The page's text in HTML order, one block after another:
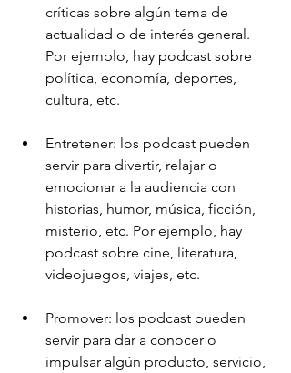
críticas sobre algún tema de
actualidad o de interés general.
Por ejemplo, hay podcast sobre
política, economía, deportes,
cultura, etc.
Entretener: los podcast pueden
servir para divertir, relajar o
emocionar a la audiencia con
historias, humor, música, ficción,
misterio, etc. Por ejemplo, hay
podcast sobre cine, literatura,
videojuegos, viajes, etc.
Promover: los podcast pueden
servir para dar a conocer o
impulsar algún producto, servicio,